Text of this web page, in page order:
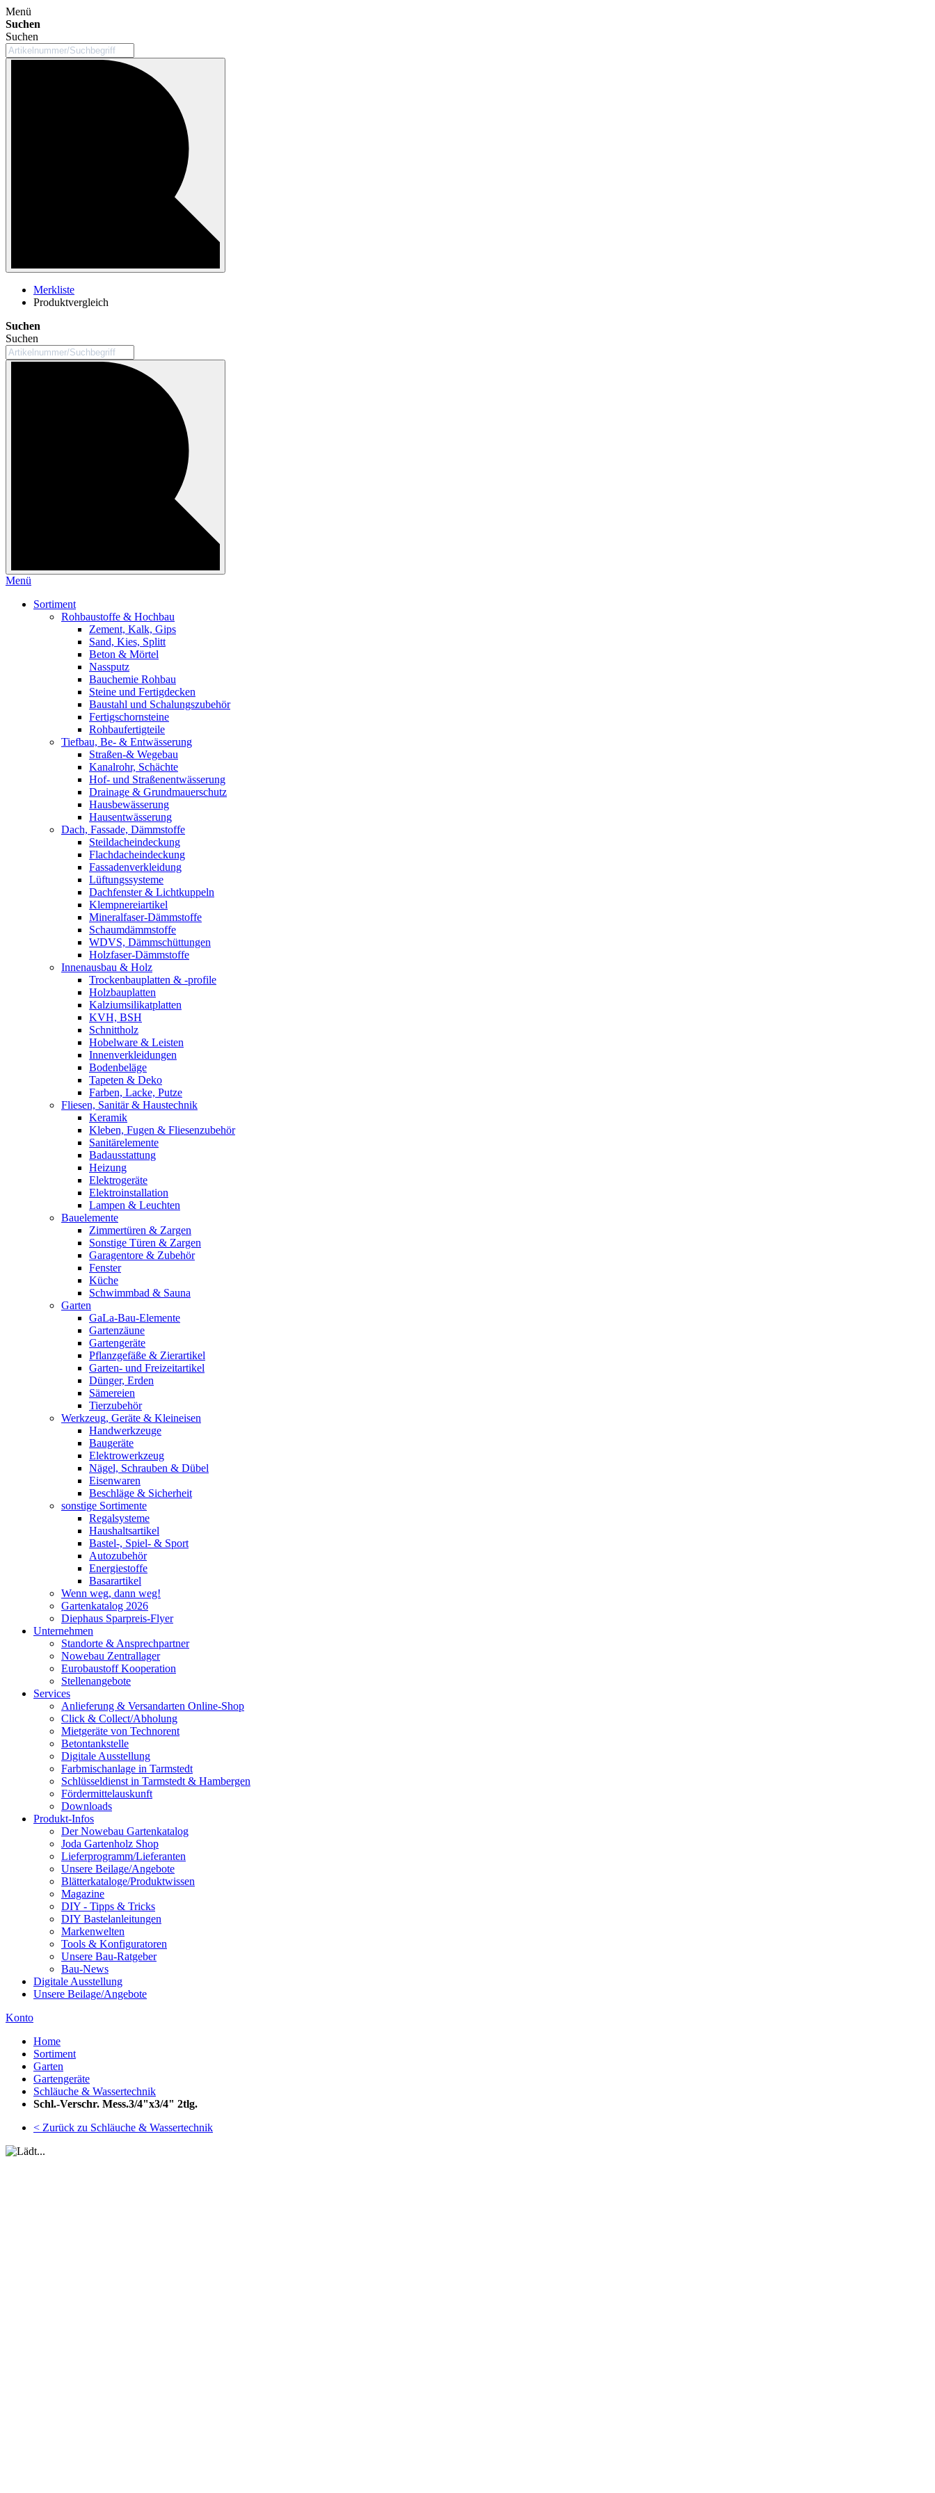
Menü
Suchen
Suchen
Merkliste
Produktvergleich
Suchen
Suchen
Menü
Sortiment
Rohbaustoffe & Hochbau
Zement, Kalk, Gips
Sand, Kies, Splitt
Beton & Mörtel
Nassputz
Bauchemie Rohbau
Steine und Fertigdecken
Baustahl und Schalungszubehör
Fertigschornsteine
Rohbaufertigteile
Tiefbau, Be- & Entwässerung
Straßen-& Wegebau
Kanalrohr, Schächte
Hof- und Straßenentwässerung
Drainage & Grundmauerschutz
Hausbewässerung
Hausentwässerung
Dach, Fassade, Dämmstoffe
Steildacheindeckung
Flachdacheindeckung
Fassadenverkleidung
Lüftungssysteme
Dachfenster & Lichtkuppeln
Klempnereiartikel
Mineralfaser-Dämmstoffe
Schaumdämmstoffe
WDVS, Dämmschüttungen
Holzfaser-Dämmstoffe
Innenausbau & Holz
Trockenbauplatten & -profile
Holzbauplatten
Kalziumsilikatplatten
KVH, BSH
Schnittholz
Hobelware & Leisten
Innenverkleidungen
Bodenbeläge
Tapeten & Deko
Farben, Lacke, Putze
Fliesen, Sanitär & Haustechnik
Keramik
Kleben, Fugen & Fliesenzubehör
Sanitärelemente
Badausstattung
Heizung
Elektrogeräte
Elektroinstallation
Lampen & Leuchten
Bauelemente
Zimmertüren & Zargen
Sonstige Türen & Zargen
Garagentore & Zubehör
Fenster
Küche
Schwimmbad & Sauna
Garten
GaLa-Bau-Elemente
Gartenzäune
Gartengeräte
Pflanzgefäße & Zierartikel
Garten- und Freizeitartikel
Dünger, Erden
Sämereien
Tierzubehör
Werkzeug, Geräte & Kleineisen
Handwerkzeuge
Baugeräte
Elektrowerkzeug
Nägel, Schrauben & Dübel
Eisenwaren
Beschläge & Sicherheit
sonstige Sortimente
Regalsysteme
Haushaltsartikel
Bastel-, Spiel- & Sport
Autozubehör
Energiestoffe
Basarartikel
Wenn weg, dann weg!
Gartenkatalog 2026
Diephaus Sparpreis-Flyer
Unternehmen
Standorte & Ansprechpartner
Nowebau Zentrallager
Eurobaustoff Kooperation
Stellenangebote
Services
Anlieferung & Versandarten Online-Shop
Click & Collect/Abholung
Mietgeräte von Technorent
Betontankstelle
Digitale Ausstellung
Farbmischanlage in Tarmstedt
Schlüsseldienst in Tarmstedt & Hambergen
Fördermittelauskunft
Downloads
Produkt-Infos
Der Nowebau Gartenkatalog
Joda Gartenholz Shop
Lieferprogramm/Lieferanten
Unsere Beilage/Angebote
Blätterkataloge/Produktwissen
Magazine
DIY - Tipps & Tricks
DIY Bastelanleitungen
Markenwelten
Tools & Konfiguratoren
Unsere Bau-Ratgeber
Bau-News
Digitale Ausstellung
Unsere Beilage/Angebote
Konto
Home
Sortiment
Garten
Gartengeräte
Schläuche & Wassertechnik
Schl.-Verschr. Mess.3/4"x3/4" 2tlg.
< Zurück zu Schläuche & Wassertechnik